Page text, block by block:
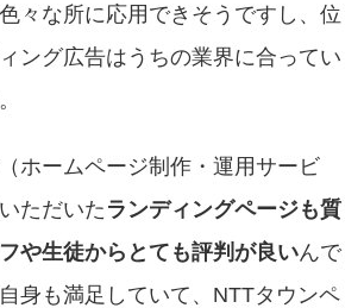
々な所に応用できそうですし、位
ング広告はうちの業界に合ってい
ホームページ制作・運用サービ
ただいた ランディングページも質
や生徒からとても評判が良いんで
身も満足していて、NTTタウンペ